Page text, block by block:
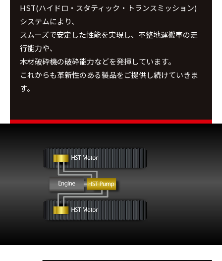
HST(ハイドロ・スタティック・トランスミッション)
システムにより、
スムーズで安定した性能を実現し、不整地運搬車の走
行能力や、
木材破砕機の破砕能力などを発揮しています。
これからも革新性のある製品をご提供し続けていきま
す。